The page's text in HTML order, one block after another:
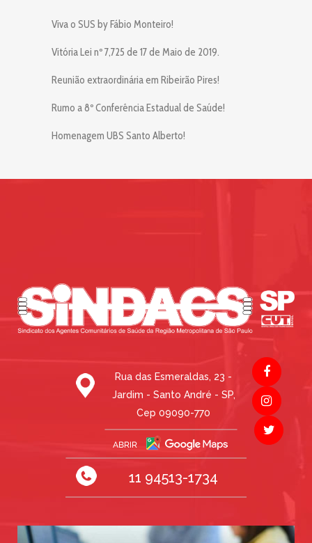
Viva o SUS by Fábio Monteiro!
Vitória Lei nº 7,725 de 17 de Maio de 2019.
Reunião extraordinária em Ribeirão Pires!
Rumo a 8º Conferência Estadual de Saúde!
Homenagem UBS Santo Alberto!
Rua das Esmeraldas, 23 -
Jardim - Santo André - SP,
Cep 09090-770
11 94513-1734